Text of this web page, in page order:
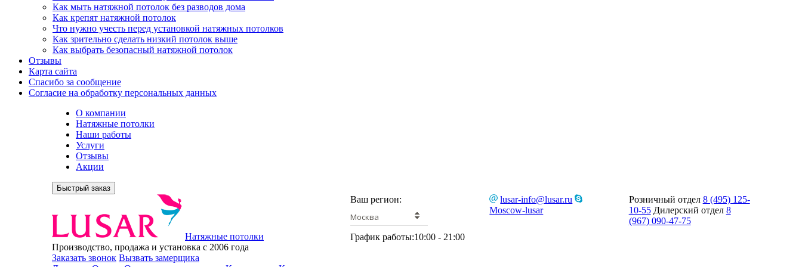
Как мыть натяжной потолок без разводов дома
Как крепят натяжной потолок
Что нужно учесть перед установкой натяжных потолков
Как зрительно сделать низкий потолок выше
Как выбрать безопасный натяжной потолок
Отзывы
Карта сайта
Спасибо за сообщение
Согласие на обработку персональных данных
О компании
Натяжные потолки
Наши работы
Услуги
Отзывы
Акции
Быстрый заказ
Натяжные потолки
Производство, продажа и установка с 2006 года
Ваш регион:
Москва
График работы:10:00 - 21:00
lusar-info@lusar.ru
Moscow-lusar
Розничный отдел 8 (495) 125-
10-55 Дилерский отдел 8
(967) 090-47-75
Заказать звонок Вызвать замерщика